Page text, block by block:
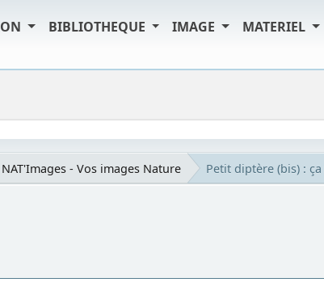
BIBLIOTHEQUE IMAGE MATERIEL
NAT'Images - Vos images Nature Petit diptère (bis) :